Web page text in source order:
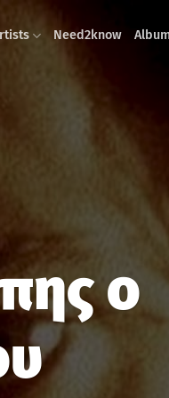
Need2know
ο